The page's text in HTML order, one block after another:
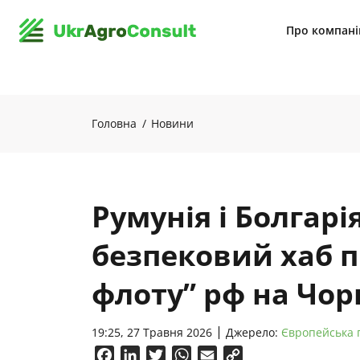
Про
Головна Новини
Румунія і
безпековий хаб
флоту” рф на
19:25, 27 Травня 2026 Джерело: Європейська
FacebookLinkedInTwitterWhatsApp
Email